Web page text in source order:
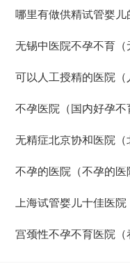
哪里有做供精试管婴儿
无锡中医院不孕不育（
可以人工授精的医院（
不孕医院（国内好孕不
无精症北京协和医院（
不孕的医院（不孕的医
上海试管婴儿十佳医
宫颈性不孕不育医院（